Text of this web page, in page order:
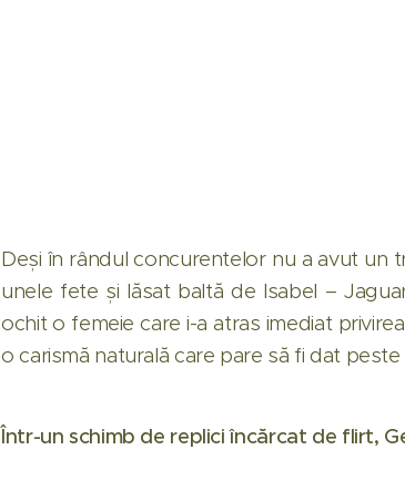
Deși în rândul concurentelor nu a avut un
unele fete și lăsat baltă de Isabel –
ochit o femeie care i-a atras imediat
o carismă naturală care pare să fi dat
Într-un schimb de replici încărcat de flirt,